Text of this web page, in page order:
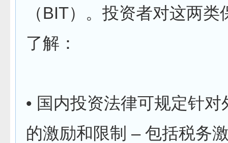
（BIT）。投资者对这两
了解：
• 国内投资法律可规定针对
的激励和限制 – 包括税务